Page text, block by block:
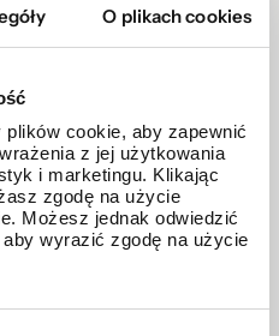
O plikach cookies
cookie, aby zapewnić
z jej użytkowania
i marketingu. Klikając
zgodę na użycie
Możesz jednak odwiedzić
wyrazić zgodę na użycie